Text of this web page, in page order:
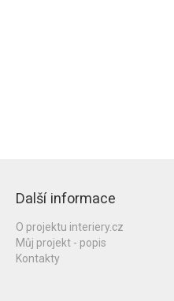
Další informace
O projektu interiery.cz
Můj projekt - popis
Kontakty